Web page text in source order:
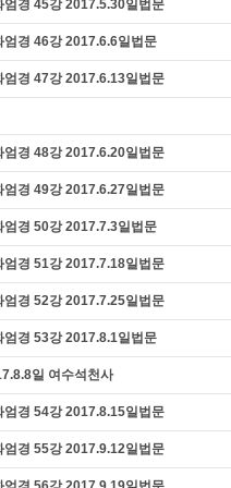
경 45강 2017.5.30일법문
경 46강 2017.6.6일법문
경 47강 2017.6.13일법문
경 48강 2017.6.20일법문
경 49강 2017.6.27일법문
경 50강 2017.7.3일법문
경 51강 2017.7.18일법문
경 52강 2017.7.25일법문
경 53강 2017.8.1일법문
일 여수석천사
경 54강 2017.8.15일법문
경 55강 2017.9.12일법문